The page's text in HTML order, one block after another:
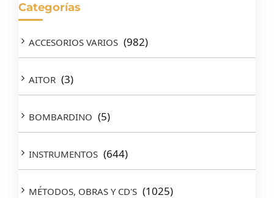
Categorías
ACCESORIOS VARIOS (982)
AITOR (3)
BOMBARDINO (5)
INSTRUMENTOS (644)
MÉTODOS, OBRAS Y CD'S (1025)